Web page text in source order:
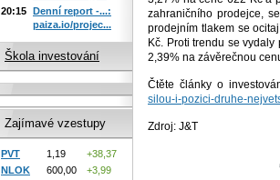
zahraničního prodejce,
prodejním tlakem se
Kč. Proti trendu se
2,39% na závěrečnou
Čtěte články o
silou-i-pozici-druhe-
Zdroj: J&T
20:15 Denní report -...:
paiza.io/projec...
Škola investování
Zajímavé vzestupy
PVT 1,19
+38,37
NLOK
600,00
+3,99